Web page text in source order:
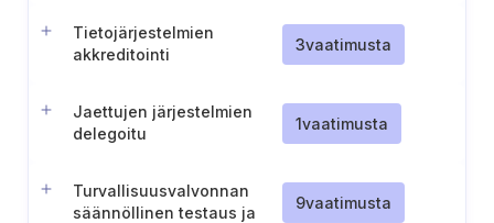
Tietojärjestelmien
akkreditointi
3vaatimusta
Jaettujen järjestelmien
delegoitu
1vaatimusta
Turvallisuusvalvonnan
säännöllinen testaus ja
9vaatimusta